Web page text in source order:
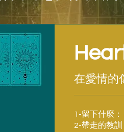
在愛情的
1-留下什麼
2-帶走的教